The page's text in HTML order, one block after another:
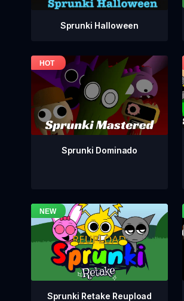
Sprunki Halloween
Sprunki Dominado
Sprunki Retake Reupload